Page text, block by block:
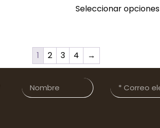
Seleccionar opciones
1 2 3 4 →